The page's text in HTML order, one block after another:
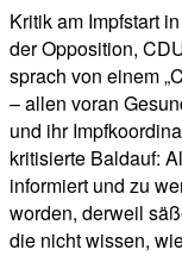
Kritik am Impfstart
der Opposition,
sprach von einem
– allen voran
und ihr
kritisierte Baldauf:
informiert und zu
worden, derweil
die nicht wissen,